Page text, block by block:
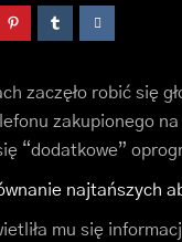
zaczęło robić się
zakupionego
“dodatkowe”
najtańszych
mu się